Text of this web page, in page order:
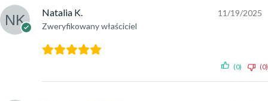
Natalia K.
Zweryfikowany właściciel
11/19/2025
(0) (0)